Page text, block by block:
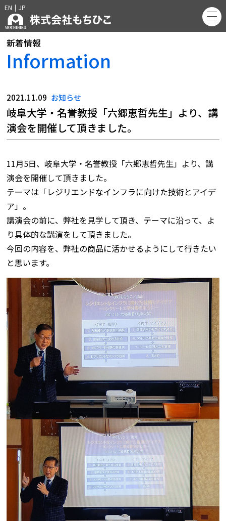
EN | JP
新着情報
Information
2021.11.09 お知らせ
岐阜大学・名誉教授「六郷恵哲先生」より、講
演会を開催して頂きました。
11月5日、岐阜大学・名誉教授「六郷恵哲先生」より、講
演会を開催して頂きました。
テーマは「レジリエンドなインフラに向けた技術とアイデ
ア」。
講演会の前に、弊社を見学して頂き、テーマに沿って、よ
り具体的な講演をして頂きました。
今回の内容を、弊社の商品に活かせるようにして行きたい
と思います。